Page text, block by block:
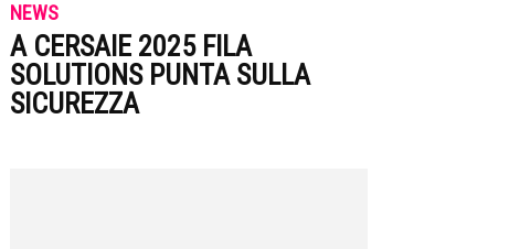
NEWS
A CERSAIE 2025 FILA
SOLUTIONS PUNTA SULLA
SICUREZZA